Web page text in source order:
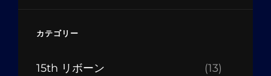
カテゴリー
15th リボーン (13)